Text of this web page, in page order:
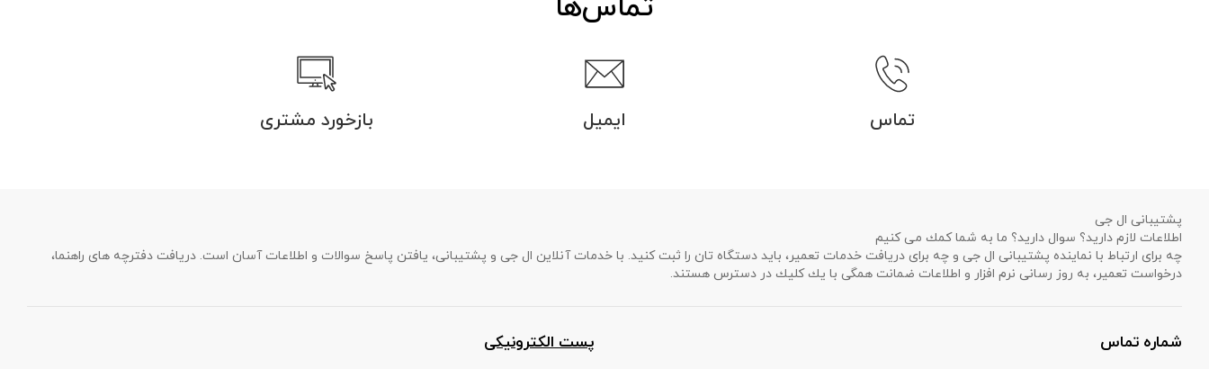
تماس‌ها
تماس ایمیل بازخورد مشتری
پشتیبانی ال جی
اطلاعات لازم دارید؟ سوال دارید؟ ما به شما كمك می كنیم
چه برای ارتباط با نماینده پشتیبانی ال جی و چه برای دریافت خدمات تعمیر، باید دستگاه تان را ثبت كنید. با خدمات آنلاین ال جی و پشتیبانی، یافتن پاسخ سوالات و اطلاعات آسان است. دریافت دفترچه های راهنما،
درخواست تعمیر، به روز رسانی نرم افزار و اطلاعات ضمانت همگی با یك كلیك در دسترس هستند.
شماره تماس پست الکترونیکی